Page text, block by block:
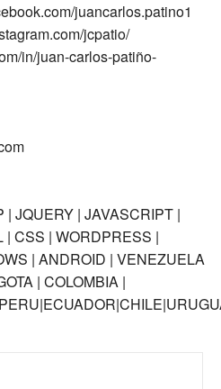
juancarlos.patino1
jcpatio/
in/juan-carlos-patiño-
JQUERY | JAVASCRIPT |
| CSS | WORDPRESS |
| ANDROID | VENEZUELA
| COLOMBIA |